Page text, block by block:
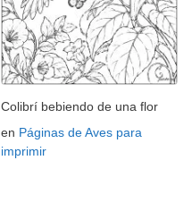
Colibrí bebiendo de una flor
en Páginas de Aves para
imprimir